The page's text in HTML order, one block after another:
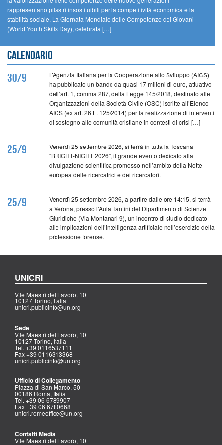
rappresentano pilastri insostituibili per la competitività economica e la
stabilità sociale. La Giornata Mondiale delle Competenze dei Giovani
(World Youth Skills Day), celebrata […]
Calendario
30/9
L’Agenzia Italiana per la Cooperazione allo Sviluppo (AICS)
ha pubblicato un bando da quasi 17 milioni di euro, attuativo
dell’art. 1, comma 287, della Legge 145/2018, destinato alle
Organizzazioni della Società Civile (OSC) iscritte all’Elenco
AICS (ex art. 26 L. 125/2014) per la realizzazione di interventi
di sostegno alle comunità cristiane in contesti di crisi […]
25/9
Venerdì 25 settembre 2026, si terrà in tutta la Toscana
“BRIGHT-NIGHT 2026”, il grande evento dedicato alla
divulgazione scientifica promosso nell’ambito della Notte
europea delle ricercatrici e dei ricercatori.
25/9
Venerdì 25 settembre 2026, a partire dalle ore 14:15, si terrà
a Verona, presso l’Aula Tantini del Dipartimento di Scienze
Giuridiche (Via Montanari 9), un incontro di studio dedicato
alle implicazioni dell’intelligenza artificiale nell’esercizio della
professione forense.
UNICRI
V.le Maestri del Lavoro, 10
10127 Torino, Italia
unicri.publicinfo@un.org
Sede
V.le Maestri del Lavoro, 10
10127 Torino, Italia
Tel. +39 0116537111
Fax +39 0116313368
unicri.publicinfo@un.org
Ufficio di Collegamento
Piazza di San Marco, 50
00186 Roma, Italia
Tel. +39 06 6789907
Fax +39 06 6780668
unicri.romeoffice@un.org
Contatti Media
V.le Maestri del Lavoro, 10